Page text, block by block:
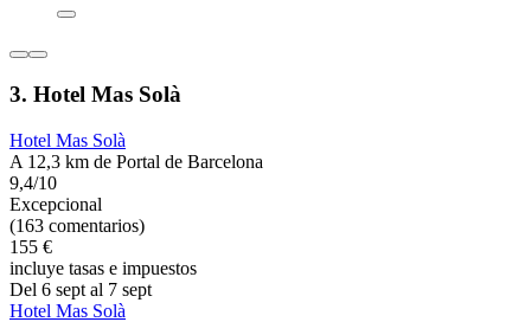
3. Hotel Mas Solà
Hotel Mas Solà
A 12,3 km de Portal de Barcelona
9,4/10
Excepcional
(163 comentarios)
155 €
incluye tasas e impuestos
Del 6 sept al 7 sept
Hotel Mas Solà